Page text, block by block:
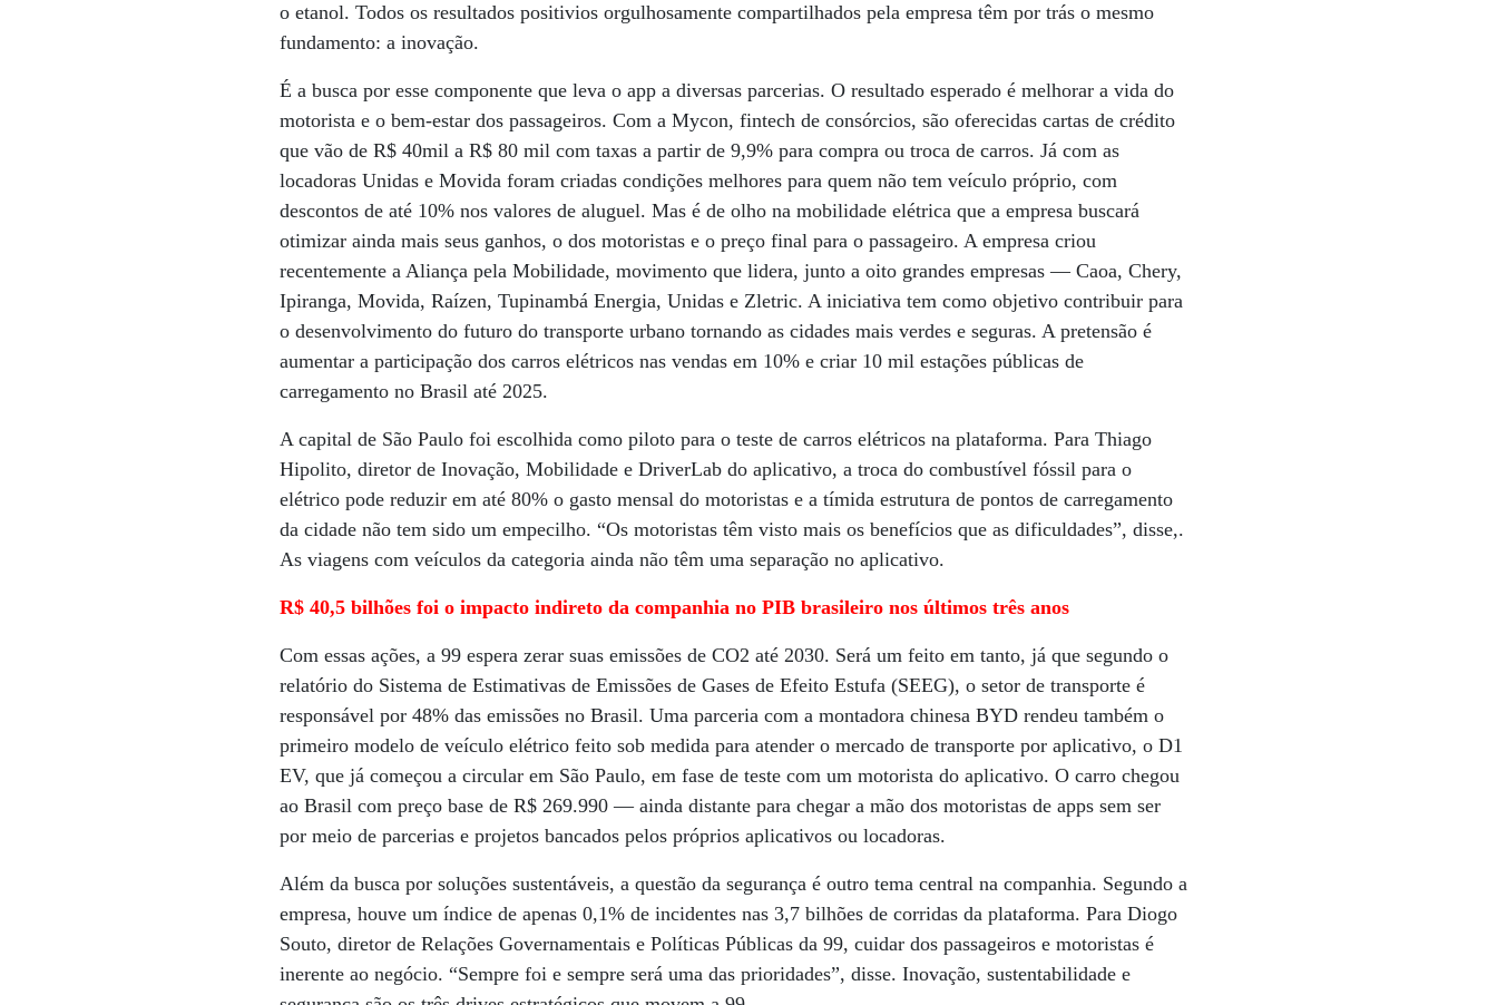
o etanol. Todos os resultados positivios orgulhosamente compartilhados pela empresa têm por trás o mesmo
fundamento: a inovação.
É a busca por esse componente que leva o app a diversas parcerias. O resultado esperado é melhorar a vida do
motorista e o bem-estar dos passageiros. Com a Mycon, fintech de consórcios, são oferecidas cartas de crédito
que vão de R$ 40mil a R$ 80 mil com taxas a partir de 9,9% para compra ou troca de carros. Já com as
locadoras Unidas e Movida foram criadas condições melhores para quem não tem veículo próprio, com
descontos de até 10% nos valores de aluguel. Mas é de olho na mobilidade elétrica que a empresa buscará
otimizar ainda mais seus ganhos, o dos motoristas e o preço final para o passageiro. A empresa criou
recentemente a Aliança pela Mobilidade, movimento que lidera, junto a oito grandes empresas — Caoa, Chery,
Ipiranga, Movida, Raízen, Tupinambá Energia, Unidas e Zletric. A iniciativa tem como objetivo contribuir para
o desenvolvimento do futuro do transporte urbano tornando as cidades mais verdes e seguras. A pretensão é
aumentar a participação dos carros elétricos nas vendas em 10% e criar 10 mil estações públicas de
carregamento no Brasil até 2025.
A capital de São Paulo foi escolhida como piloto para o teste de carros elétricos na plataforma. Para Thiago
Hipolito, diretor de Inovação, Mobilidade e DriverLab do aplicativo, a troca do combustível fóssil para o
elétrico pode reduzir em até 80% o gasto mensal do motoristas e a tímida estrutura de pontos de carregamento
da cidade não tem sido um empecilho. “Os motoristas têm visto mais os benefícios que as dificuldades”, disse,.
As viagens com veículos da categoria ainda não têm uma separação no aplicativo.
R$ 40,5 bilhões foi o impacto indireto da companhia no PIB brasileiro nos últimos três anos
Com essas ações, a 99 espera zerar suas emissões de CO2 até 2030. Será um feito em tanto, já que segundo o
relatório do Sistema de Estimativas de Emissões de Gases de Efeito Estufa (SEEG), o setor de transporte é
responsável por 48% das emissões no Brasil. Uma parceria com a montadora chinesa BYD rendeu também o
primeiro modelo de veículo elétrico feito sob medida para atender o mercado de transporte por aplicativo, o D1
EV, que já começou a circular em São Paulo, em fase de teste com um motorista do aplicativo. O carro chegou
ao Brasil com preço base de R$ 269.990 — ainda distante para chegar a mão dos motoristas de apps sem ser
por meio de parcerias e projetos bancados pelos próprios aplicativos ou locadoras.
Além da busca por soluções sustentáveis, a questão da segurança é outro tema central na companhia. Segundo a
empresa, houve um índice de apenas 0,1% de incidentes nas 3,7 bilhões de corridas da plataforma. Para Diogo
Souto, diretor de Relações Governamentais e Políticas Públicas da 99, cuidar dos passageiros e motoristas é
inerente ao negócio. “Sempre foi e sempre será uma das prioridades”, disse. Inovação, sustentabilidade e